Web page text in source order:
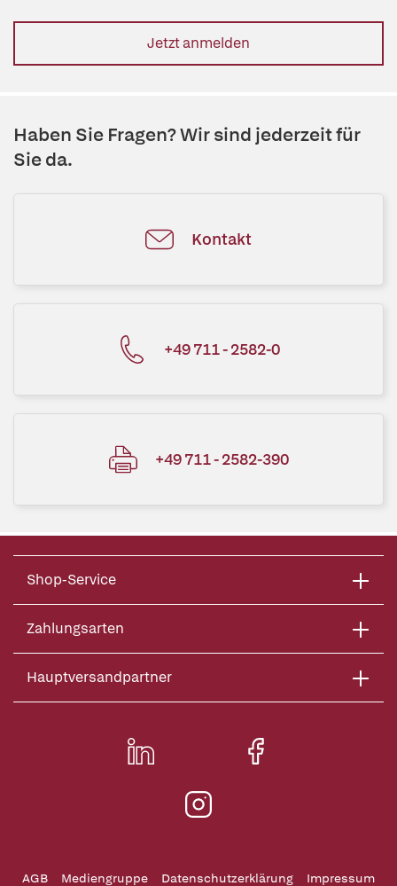
Jetzt anmelden
Haben Sie Fragen? Wir sind jederzeit für
Sie da.
Kontakt
+49 711 - 2582-0
+49 711 - 2582-390
Shop-Service
Zahlungsarten
Hauptversandpartner
AGB Mediengruppe Datenschutzerklärung Impressum